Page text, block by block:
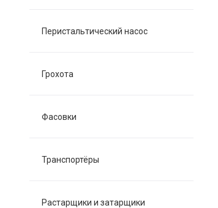
Перистальтический насос
Грохота
Фасовки
Транспортёры
Растарщики и затарщики